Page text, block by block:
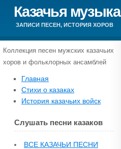
Казачья музыка
ЗАПИСИ ПЕСЕН, ИСТОРИЯ ХОРОВ
Коллекция песен мужских казачьих
хоров и фольклорных ансамблей
Главная
Стихи о казаках
История казачьих войск
Слушать песни казаков
ВСЕ КАЗАЧЬИ ПЕСНИ